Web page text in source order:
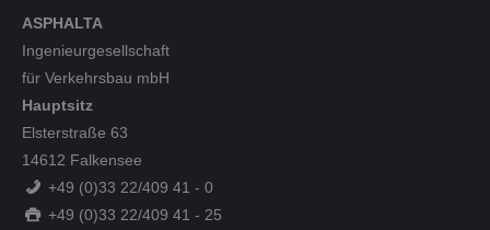
ASPHALTA
Ingenieurgesellschaft
für Verkehrsbau mbH
Hauptsitz
Elsterstraße 63
14612 Falkensee
+49 (0)33 22/409 41 - 0
+49 (0)33 22/409 41 - 25